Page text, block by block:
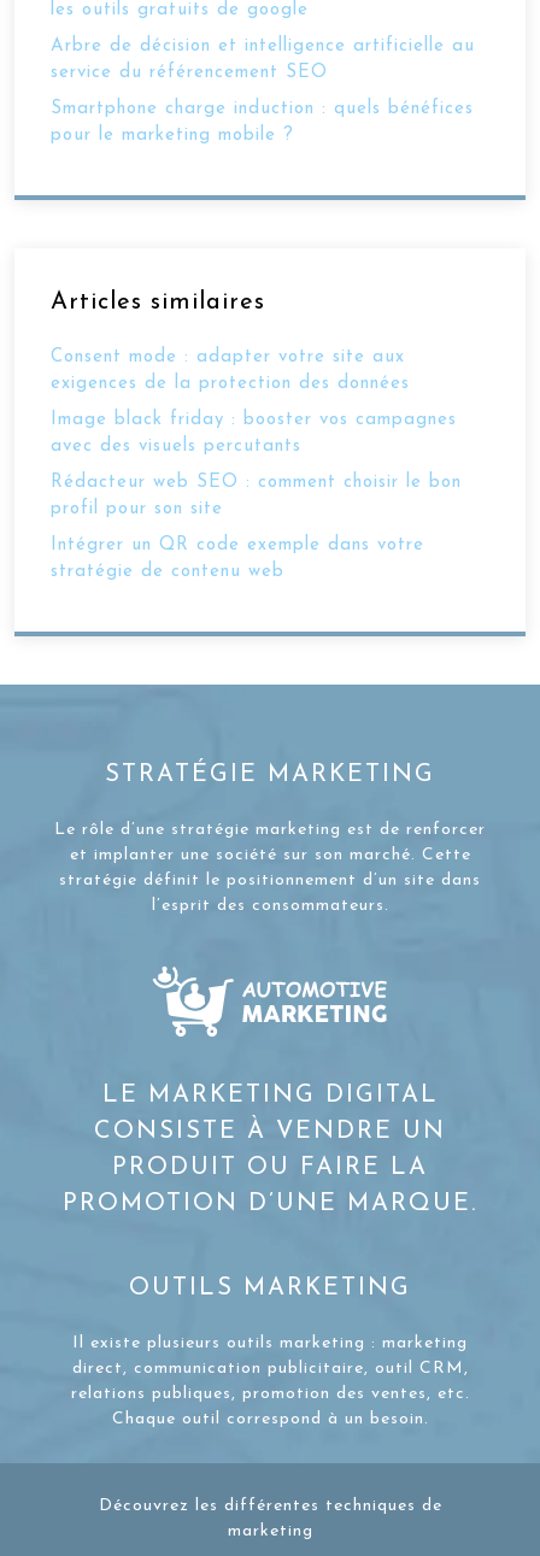
les outils gratuits de google
Arbre de décision et intelligence artificielle au
service du référencement SEO
Smartphone charge induction : quels bénéfices
pour le marketing mobile ?
Articles similaires
Consent mode : adapter votre site aux
exigences de la protection des données
Image black friday : booster vos campagnes
avec des visuels percutants
Rédacteur web SEO : comment choisir le bon
profil pour son site
Intégrer un QR code exemple dans votre
stratégie de contenu web
STRATÉGIE MARKETING
Le rôle d’une stratégie marketing est de renforcer
et implanter une société sur son marché. Cette
stratégie définit le positionnement d’un site dans
l’esprit des consommateurs.
LE MARKETING DIGITAL
CONSISTE À VENDRE UN
PRODUIT OU FAIRE LA
PROMOTION D’UNE MARQUE.
OUTILS MARKETING
Il existe plusieurs outils marketing : marketing
direct, communication publicitaire, outil CRM,
relations publiques, promotion des ventes, etc.
Chaque outil correspond à un besoin.
Découvrez les différentes techniques de
marketing